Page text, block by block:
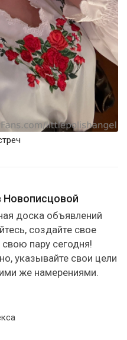
Новописцовой
доска объявлений
создайте свое
пару сегодня!
указывайте свои цели
же намерениями.